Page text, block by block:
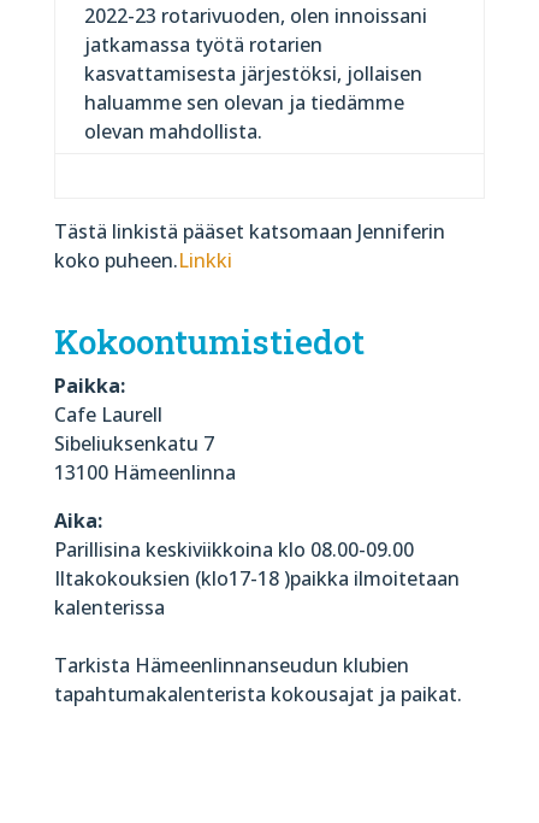
2022-23 rotarivuoden, olen innoissani
jatkamassa työtä rotarien
kasvattamisesta järjestöksi, jollaisen
haluamme sen olevan ja tiedämme
olevan mahdollista.
Tästä linkistä pääset katsomaan Jenniferin
koko puheen.Linkki
Kokoontumistiedot
Paikka:
Cafe Laurell
Sibeliuksenkatu 7
13100 Hämeenlinna
Aika:
Parillisina keskiviikkoina klo 08.00-09.00
Iltakokouksien (klo17-18 )paikka ilmoitetaan
kalenterissa
Tarkista Hämeenlinnanseudun klubien
tapahtumakalenterista kokousajat ja paikat.